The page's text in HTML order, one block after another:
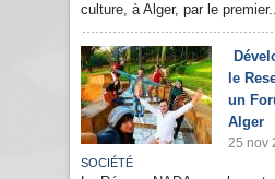
culture, à Alger, par le
le
un
Alger
25 nov
SOCIÉTÉ